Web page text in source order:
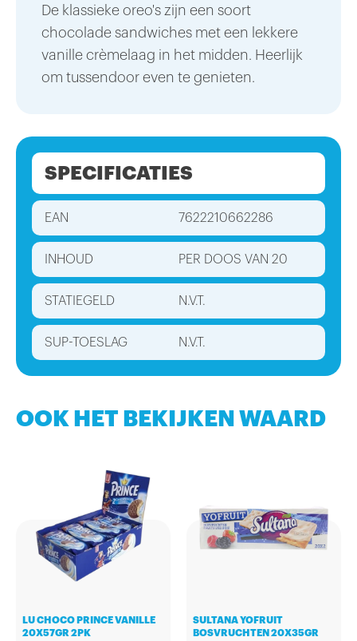
De klassieke oreo's zijn een soort
chocolade sandwiches met een lekkere
vanille crèmelaag in het midden. Heerlijk
om tussendoor even te genieten.
SPECIFICATIES
EAN 7622210662286
INHOUD PER DOOS VAN 20
STATIEGELD N.V.T.
SUP-TOESLAG N.V.T.
OOK HET BEKIJKEN WAARD
LU CHOCO PRINCE VANILLE
20X57GR 2PK
SULTANA YOFRUIT
BOSVRUCHTEN 20X35GR